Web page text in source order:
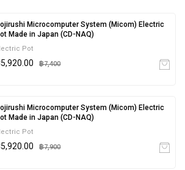
Microcomputer System (Micom) Electric
Made in Japan (CD-NAQ)
Pot
฿7,400
Microcomputer System (Micom) Electric
Made in Japan (CD-NAQ)
Pot
฿7,900